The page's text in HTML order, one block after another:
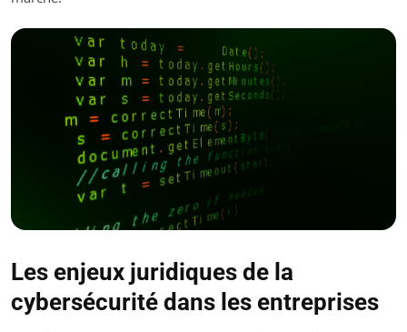
Les enjeux juridiques de la
cybersécurité dans les entreprises